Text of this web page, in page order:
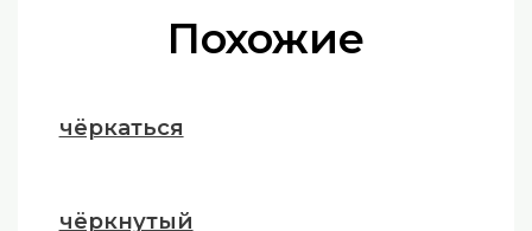
Похожие
чёркаться
чёркнутый